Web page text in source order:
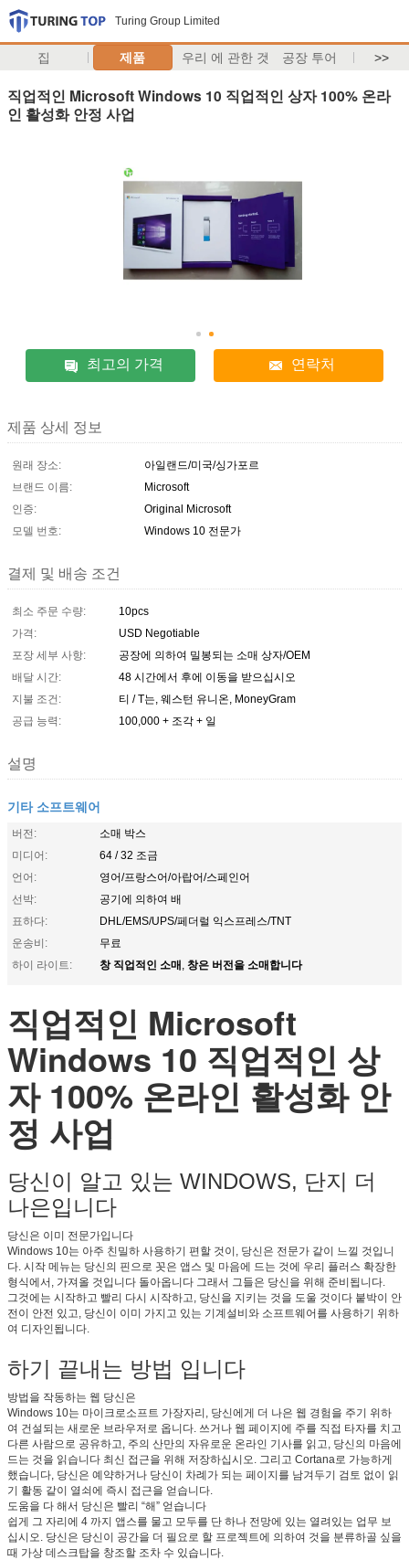
Turing Group Limited
집 제품 우리 에 관한 것 공장 투어 >>
직업적인 Microsoft Windows 10 직업적인 상자 100% 온라
인 활성화 안정 사업
최고의 가격 연락처
제품 상세 정보
원래 장소:
아일랜드/미국/싱가포르
브랜드 이름:
Microsoft
인증:
Original Microsoft
모델 번호:
Windows 10 전문가
결제 및 배송 조건
최소 주문 수량:
10pcs
가격:
USD Negotiable
포장 세부 사항:
공장에 의하여 밀봉되는 소매 상자/OEM
배달 시간:
48 시간에서 후에 이동을 받으십시오
지불 조건:
티 / T는, 웨스턴 유니온, MoneyGram
공급 능력:
100,000 + 조각 + 일
설명
기타 소프트웨어
버전:
소매 박스
미디어:
64 / 32 조금
언어:
영어/프랑스어/아랍어/스페인어
선박:
공기에 의하여 배
표하다:
DHL/EMS/UPS/페더럴 익스프레스/TNT
운송비:
무료
하이 라이트:
창 직업적인 소매, 창은 버전을 소매합니다
직업적인 Microsoft
Windows 10 직업적인 상
자 100% 온라인 활성화 안
정 사업
당신이 알고 있는 WINDOWS, 단지 더
나은입니다
당신은 이미 전문가입니다
Windows 10는 아주 친밀하 사용하기 편할 것이, 당신은 전문가 같이 느낄 것입니
다. 시작 메뉴는 당신의 핀으로 꼿은 앱스 및 마음에 드는 것에 우리 플러스 확장한
형식에서, 가져올 것입니다 돌아옵니다 그래서 그들은 당신을 위해 준비됩니다.
그것에는 시작하고 빨리 다시 시작하고, 당신을 지키는 것을 도울 것이다 붙박이 안
전이 안전 있고, 당신이 이미 가지고 있는 기계설비와 소프트웨어를 사용하기 위하
여 디자인됩니다.
하기 끝내는 방법 입니다
방법을 작동하는 웹 당신은
Windows 10는 마이크로소프트 가장자리, 당신에게 더 나은 웹 경험을 주기 위하
여 건설되는 새로운 브라우저로 옵니다. 쓰거나 웹 페이지에 주를 직접 타자를 치고
다른 사람으로 공유하고, 주의 산만의 자유로운 온라인 기사를 읽고, 당신의 마음에
드는 것을 읽습니다 최신 접근을 위해 저장하십시오. 그리고 Cortana로 가능하게
했습니다, 당신은 예약하거나 당신이 차례가 되는 페이지를 남겨두기 검토 없이 읽
기 활동 같이 열쇠에 즉시 접근을 얻습니다.
도움을 다 해서 당신은 빨리 “해” 얻습니다
쉽게 그 자리에 4 까지 앱스를 물고 모두를 단 하나 전망에 있는 열려있는 업무 보
십시오. 당신은 당신이 공간을 더 필요로 할 프로젝트에 의하여 것을 분류하골 싶을
때 가상 데스크탑을 창조할 조차 수 있습니다.